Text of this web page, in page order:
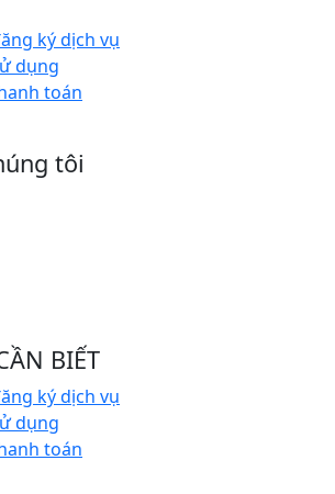
ký dịch vụ
dụng
toán
tôi
BIẾT
ký dịch vụ
dụng
toán